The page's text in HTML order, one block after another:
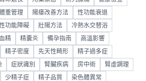
重管理 陽痿改善方法 性功能衰退
功能障礙 壯陽方法 冷熱水交替浴
血精 精囊炎 備孕指南 高溫影響
精子密度 先天性畸形 精子過多症
症狀識別 腎臟疾病 房中術 腎虛調理
少精子症 精子品質 染色體異常